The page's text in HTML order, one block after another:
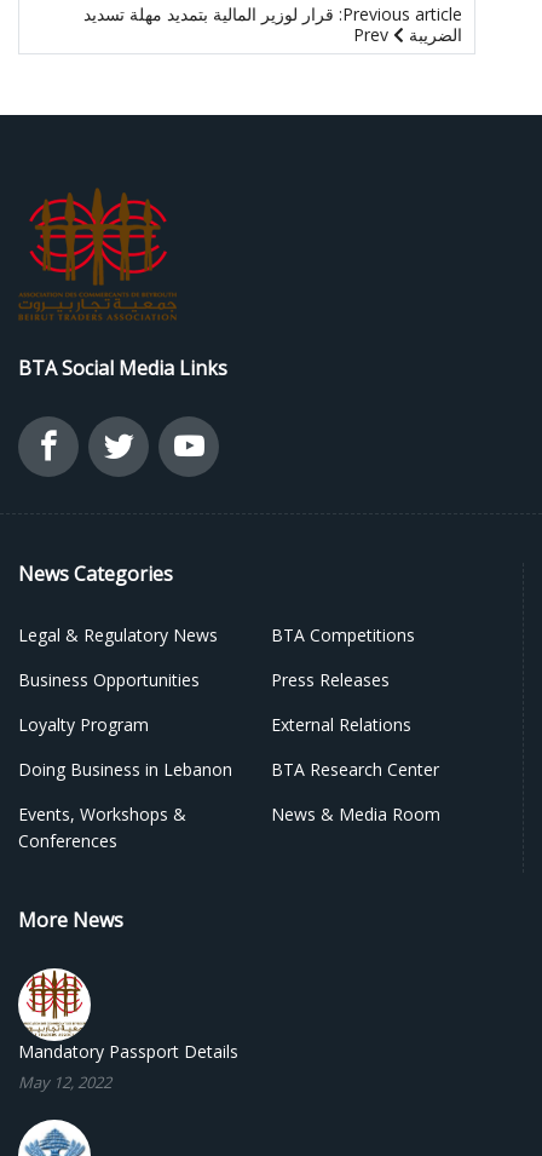
Previous article: قرار لوزير المالية بتمديد مهلة تسديد
الضريبة
Prev
BTA Social Media Links
News Categories
Legal & Regulatory News
BTA Competitions
Business Opportunities
Press Releases
Loyalty Program
External Relations
Doing Business in Lebanon
BTA Research Center
Events, Workshops &
Conferences
News & Media Room
More News
Mandatory Passport Details
May 12, 2022